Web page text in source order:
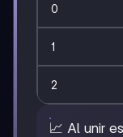
0
1
2
📈 Al unir